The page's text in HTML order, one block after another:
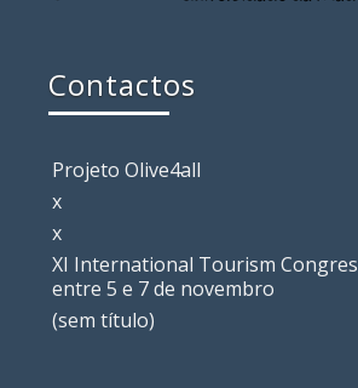
Contactos
Projeto Olive4all
x
x
XI International Tourism
entre 5 e 7 de novembro
(sem título)